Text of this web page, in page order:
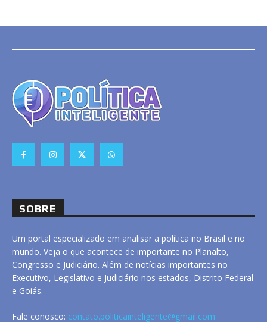
SOBRE
Um portal especializado em analisar a política no Brasil e no
mundo. Veja o que acontece de importante no Planalto,
Congresso e Judiciário. Além de notícias importantes no
Executivo, Legislativo e Judiciário nos estados, Distrito Federal
e Goiás.
Fale conosco: contato.politicainteligente@gmail.com